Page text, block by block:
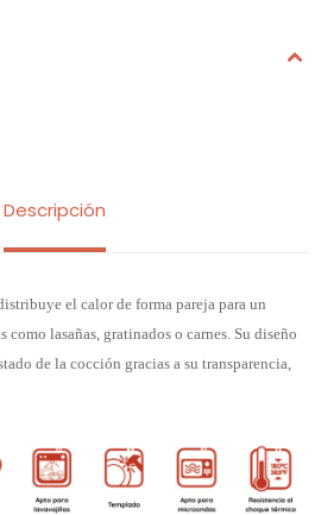
Descripción
el calor de forma pareja para un
como lasañas, gratinados o carnes. Su diseño
de la cocción gracias a su transparencia,